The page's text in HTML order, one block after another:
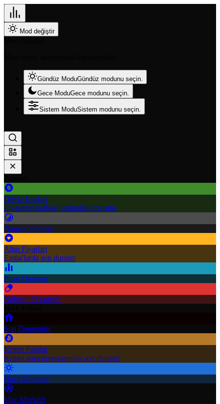
Mod değiştir
Gündüz ModuGündüz modunu seçin.
Gece ModuGece modunu seçin.
Sistem ModuSistem modunu seçin.
Döviz Kurları
Piyasanın kalbine yakından göz atın.
Namaz Vakitleri
Altın Fiyatları
Emtia'larda son durum!
Puan Durumu
Nöbetçi Eczaneler
Son Depremler
Kripto Paralar
Kripto para piyasalarında son durum!
Hava Durumu
Maç Merkezi